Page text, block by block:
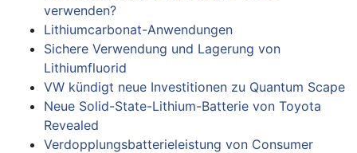
verwenden?
Lithiumcarbonat-Anwendungen
Sichere Verwendung und Lagerung von
Lithiumfluorid
VW kündigt neue Investitionen zu Quantum Scape
Neue Solid-State-Lithium-Batterie von Toyota
Revealed
Verdopplungsbatterieleistung von Consumer